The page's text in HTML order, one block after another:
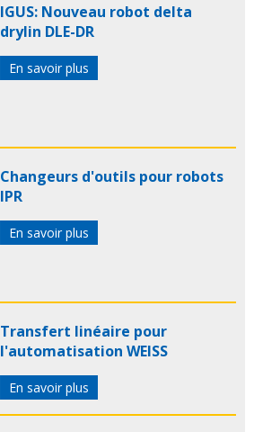
IGUS: Nouveau robot delta
drylin DLE-DR
En savoir plus
Changeurs d'outils pour robots
IPR
En savoir plus
Transfert linéaire pour
l'automatisation WEISS
En savoir plus